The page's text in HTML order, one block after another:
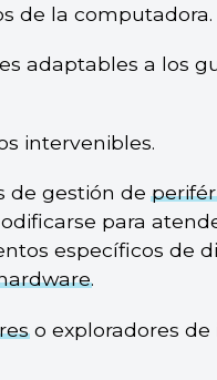
de la computadora.
adaptables a los
intervenibles.
de gestión de
para
específicos de
.
o exploradores de